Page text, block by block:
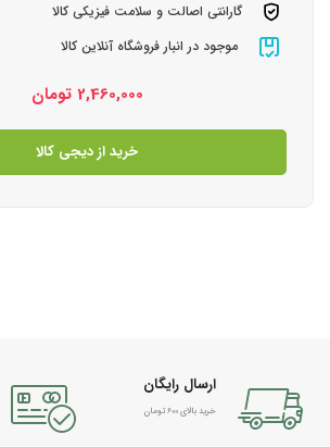
گارانتی اصالت و سلامت فیزیکی کالا
موجود در انبار فروشگاه آنلاین کالا
2,460,000 تومان
خرید از دیجی کالا
ارسال رایگان
خرید بالای 600 تومان